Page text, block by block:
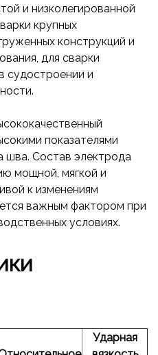
и низколегированной
крупных
конструкций и
для сварки
судостроении и
показателями
шва. Состав электрода
мощной, мягкой и
к изменениям
важным фактором при
условиях.
Ударная